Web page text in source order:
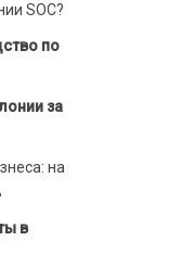
SOC?
по
за
на
в